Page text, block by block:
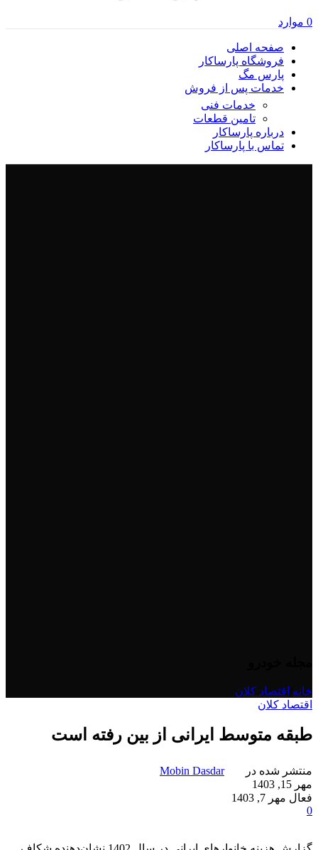
0 موارد
صفحه اصلی
فروشگاه پارساکار
پارس مگ
خدمات پس از فروش
خدمات فنی
تامین قطعات
درباره پارساکار
تماس با پارساکار
خانه اقتصاد کلان
اقتصاد کلان
طبقه متوسط ایرانی از بین رفته است
منتشر شده در
Mobin Dasdar
مهر 15, 1403
فعال مهر 7, 1403
0